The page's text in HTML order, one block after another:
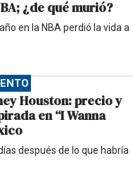
¿de qué murió?
en la NBA perdió la vida a
Houston: precio y
en “I Wanna
después de lo que habría